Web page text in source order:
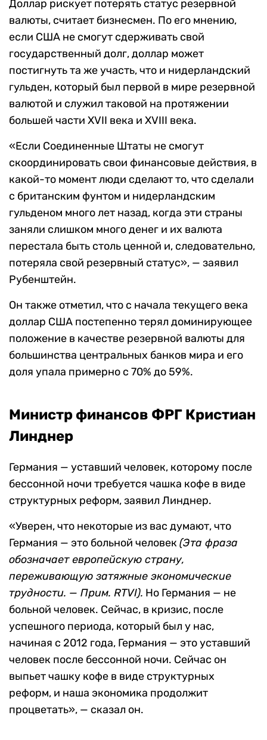
Доллар рискует потерять статус резервной
валюты, считает бизнесмен. По его мнению,
если США не смогут сдерживать свой
государственный долг, доллар может
постигнуть та же участь, что и нидерландский
гульден, который был первой в мире резервной
валютой и служил таковой на протяжении
большей части XVII века и XVIII века.
«Если Соединенные Штаты не смогут
скоординировать свои финансовые действия, в
какой-то момент люди сделают то, что сделали
с британским фунтом и нидерландским
гульденом много лет назад, когда эти страны
заняли слишком много денег и их валюта
перестала быть столь ценной и, следовательно,
потеряла свой резервный статус», — заявил
Рубенштейн.
Он также отметил, что с начала текущего века
доллар США постепенно терял доминирующее
положение в качестве резервной валюты для
большинства центральных банков мира и его
доля упала примерно с 70% до 59%.
Министр финансов ФРГ Кристиан
Линднер
Германия — уставший человек, которому после
бессонной ночи требуется чашка кофе в виде
структурных реформ, заявил Линднер.
«Уверен, что некоторые из вас думают, что
Германия — это больной человек(Эта фраза
обозначает европейскую страну,
переживающую затяжные экономические
трудности. — Прим. RTVI). Но Германия — не
больной человек. Сейчас, в кризис, после
успешного периода, который был у нас,
начиная с 2012 года, Германия — это уставший
человек после бессонной ночи. Сейчас он
выпьет чашку кофе в виде структурных
реформ, и наша экономика продолжит
процветать», — сказал он.